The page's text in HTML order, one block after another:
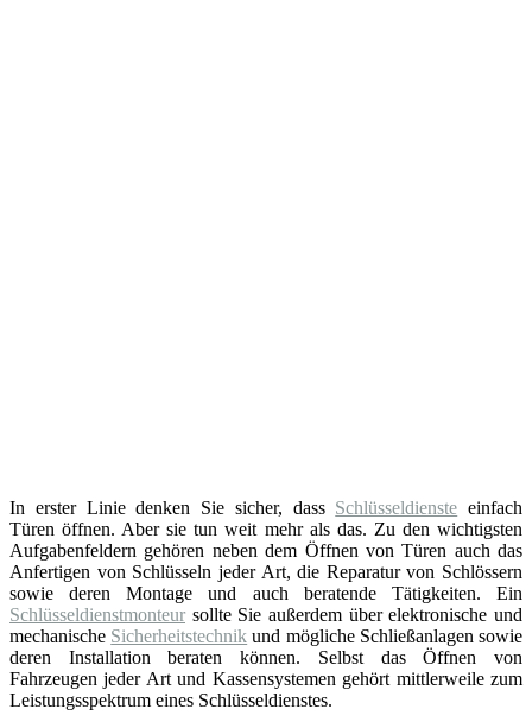
In erster Linie denken Sie sicher, dass Schlüsseldienste einfach
Türen öffnen. Aber sie tun weit mehr als das. Zu den wichtigsten
Aufgabenfeldern gehören neben dem Öffnen von Türen auch das
Anfertigen von Schlüsseln jeder Art, die Reparatur von Schlössern
sowie deren Montage und auch beratende Tätigkeiten. Ein
Schlüsseldienstmonteur sollte Sie außerdem über elektronische und
mechanische Sicherheitstechnik und mögliche Schließanlagen sowie
deren Installation beraten können. Selbst das Öffnen von
Fahrzeugen jeder Art und Kassensystemen gehört mittlerweile zum
Leistungsspektrum eines Schlüsseldienstes.